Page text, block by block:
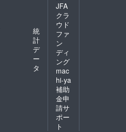
統
計
デ
ー
タ
JFA
クラ
ウド
ファ
ン
ディ
ング
mac
hi-ya
補助
金申
請サ
ポー
ト